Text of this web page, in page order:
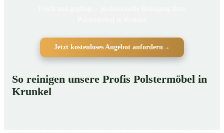
Jetzt kostenloses Angebot anfordern→
So reinigen unsere Profis Polstermöbel in
Krunkel